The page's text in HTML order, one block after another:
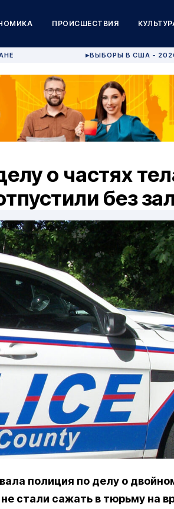
ПРОИСШЕСТВИЯ
▶ВЫБОРЫ В США -
о частях
без
полиция по делу о
стали сажать в тюрьму на